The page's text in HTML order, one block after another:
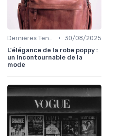
Dernières Tendances de Mode • 30/08/2025
L'élégance de la robe poppy :
un incontournable de la
mode